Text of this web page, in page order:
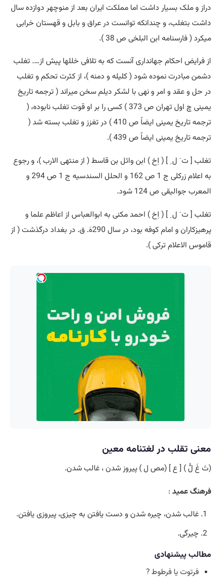
دراز و ملک بسیار داشت اما مملکت ایران بعد از منوچهر دوازده سال
داشت بتغلب، و چندانکه توانست در عراق و بابل و قهستان خرابی
میکرد ( فارسنامه ابن البلخی ص 38 ).
از فرایض احکام جهانداری آنست که به تلافی خللها پیش از…. تغلب
دشمن مبادرت نموده شود ( کلیله و دمنه )، از کثرت تحکم و تغلب
در حل و عقد و امر و نهی با لشکر دیلم سخن میراند ( ترجمه تاریخ
یمینی چ اول تهران ص 373 ) کسی را بر او قوت تغلب نابوده، (
ترجمه تاریخ یمینی ایضاً ص 410 ) در تغزز و تغلب بسته شد (
ترجمه تاریخ یمینی ایضاً ص 439 ).
تغلب [ ت َ ل ِ ] ( اِخ ) ابن وائل بن قاسط ( از منتهی الارب )، و رجوع
به اعلام زرکلی ج 1 ص 162 و الحلل السندسیه ج 1 ص 294 و
المعرب جوالیقی ص 124 شود.
تغلب [ ت َ ل ِ ] ( اِخ ) احمد مکنی به ابوالعباس از اعاظم علما و
پرهیزکاران و امام کوفه بود، در سال 290هَ. ق. در بغداد درگذشت ( از
قاموس الاعلام ترکی ).
معنی تقلب در لغتنامه معین
(تَ غَ لُّ ) [ ع ] (مص ل ) پیروز شدن ، غالب شدن.
فرهنگ عمید :
غالب شدن، چیره شدن و دست یافتن به چیزی، پیروزی یافتن.
چیرگی.
مطالب پیشنهادی
فرتوت یا فرطوط ?